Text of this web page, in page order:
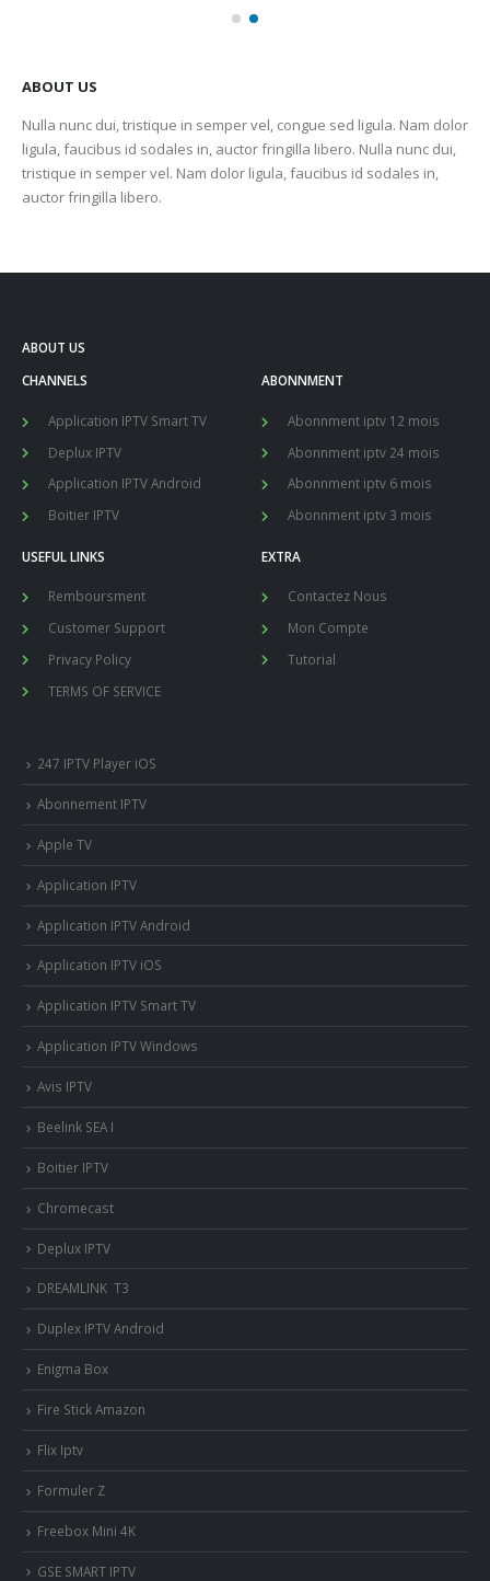
ABOUT US
Nulla nunc dui, tristique in semper vel, congue sed ligula. Nam dolor
ligula, faucibus id sodales in, auctor fringilla libero. Nulla nunc dui,
tristique in semper vel. Nam dolor ligula, faucibus id sodales in,
auctor fringilla libero.
ABOUT US
CHANNELS
Application IPTV Smart TV
Deplux IPTV
Application IPTV Android
Boitier IPTV
ABONNMENT
Abonnment iptv 12 mois
Abonnment iptv 24 mois
Abonnment iptv 6 mois
Abonnment iptv 3 mois
USEFUL LINKS
Remboursment
Customer Support
Privacy Policy
TERMS OF SERVICE
EXTRA
Contactez Nous
Mon Compte
Tutorial
247 IPTV Player iOS
Abonnement IPTV
Apple TV
Application IPTV
Application IPTV Android
Application IPTV iOS
Application IPTV Smart TV
Application IPTV Windows
Avis IPTV
Beelink SEA I
Boitier IPTV
Chromecast
Deplux IPTV
DREAMLINK T3
Duplex IPTV Android
Enigma Box
Fire Stick Amazon
Flix Iptv
Formuler Z
Freebox Mini 4K
‎GSE SMART IPTV